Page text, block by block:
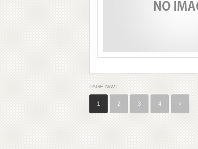
PAGE NAVI
1 2 3 4 »